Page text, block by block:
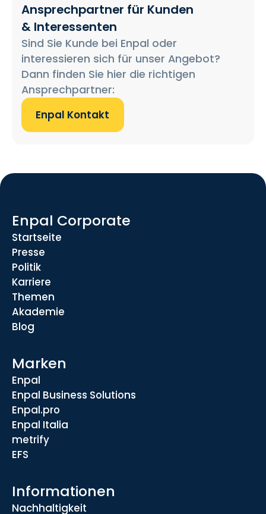
Ansprechpartner für Kunden
& Interessenten
Sind Sie Kunde bei Enpal oder
interessieren sich für unser Angebot?
Dann finden Sie hier die richtigen
Ansprechpartner:
Enpal Kontakt
Enpal Corporate
Startseite
Presse
Politik
Karriere
Themen
Akademie
Blog
Marken
Enpal
Enpal Business Solutions
Enpal.pro
Enpal Italia
metrify
EFS
Informationen
Nachhaltigkeit